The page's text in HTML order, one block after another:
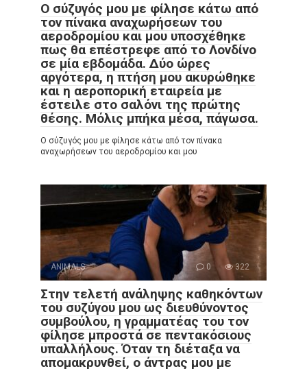
Ο σύζυγός μου με φίλησε κάτω από
τον πίνακα αναχωρήσεων του
αεροδρομίου και μου υποσχέθηκε
πως θα επέστρεφε από το Λονδίνο
σε μία εβδομάδα. Δύο ώρες
αργότερα, η πτήση μου ακυρώθηκε
και η αεροπορική εταιρεία με
έστειλε στο σαλόνι της πρώτης
θέσης. Μόλις μπήκα μέσα, πάγωσα.
Ο σύζυγός μου με φίλησε κάτω από τον πίνακα
αναχωρήσεων του αεροδρομίου και μου
ANIMALS 0 322
Στην τελετή ανάληψης καθηκόντων
του συζύγου μου ως διευθύνοντος
συμβούλου, η γραμματέας του τον
φίλησε μπροστά σε πεντακόσιους
υπαλλήλους. Όταν τη διέταξα να
απομακρυνθεί, ο άντρας μου με